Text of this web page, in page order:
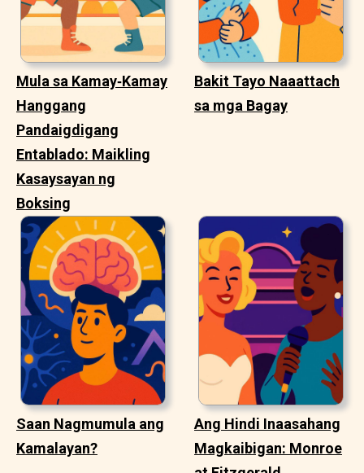
Mula sa Kamay‑Kamay
Hanggang
Pandaigdigang
Entablado: Maikling
Kasaysayan ng
Boksing
Bakit Tayo Naaattach
sa mga Bagay
Saan Nagmumula ang
Kamalayan?
Ang Hindi Inaasahang
Magkaibigan: Monroe